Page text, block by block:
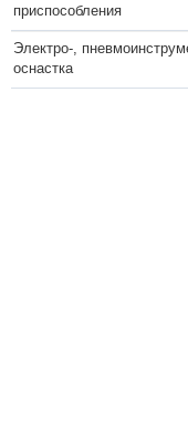
приспособления
Электро-,
оснастка